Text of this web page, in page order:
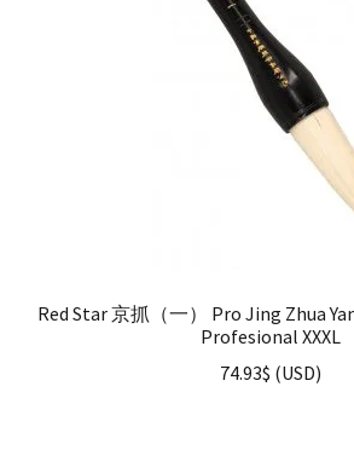
Red Star 京抓（一） Pro Jing Zhua
Profesional XXXL
74.93$ (USD)